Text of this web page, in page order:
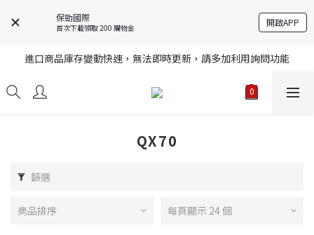
保勁國際
首次下載領取 200 購物金 開啟APP
註冊就送購物金，歡迎加入享更多優惠
註冊就送購物金，歡迎加入享更多優惠
進口商品庫存變動快速，無法即時更新，請多加利用詢問功能
註冊就送購物金，歡迎加入享更多優惠
QX70
篩選
商品排序 每頁顯示 24 個